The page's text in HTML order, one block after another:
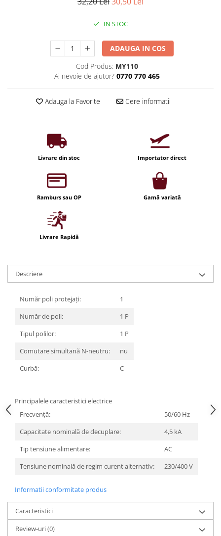
Becuri LED Decor
Profil aluminiu
Tub LED
Becuri LED Smart
Becuri LED cu filament
Corpuri de emergenta
Uncategorized
Aplica LED
Profil banda LED
Iluminat decorativ de Craciun
IN STOC
ADAUGA IN COS
Cod Produs: MY110
Ai nevoie de ajutor? 0770 770 465
Adauga la Favorite Cere informatii
Livrare din stoc Importator direct
Ramburs sau OP Gamă variată
Livrare Rapidă
Descriere
Număr poli protejați:
1
Număr de poli:
1 P
Tipul polilor:
1 P
Comutare simultană N-neutru:
nu
Curbă:
C
Principalele caracteristici electrice
Frecvenţă:
50/60 Hz
Capacitate nominală de decuplare:
4,5 kA
Tip tensiune alimentare:
AC
Tensiune nominală de regim curent alternativ:
230/400 V
Informatii conformitate produs
Caracteristici
Review-uri(0)